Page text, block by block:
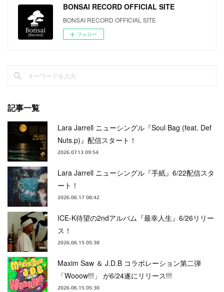
BONSAI RECORD OFFICIAL SITE
BONSAI RECORD OFFICIAL SITE
フォロー
記事一覧
Lara Jarrell ニューシングル『Soul Bag (feat. Def
Nuts.p)』配信スタート！
2026.07.13 09:54
Lara Jarrell ニューシングル『手紙』6/22配信スタ
ート！
2026.06.17 08:42
ICE-K待望の2ndアルバム『最幸人生』6/26リリー
ス！
2026.06.15 05:38
Maxim Saw ＆ J.D.B コラボレーション第二弾
「Wooow!!!」 が6/24遂にリリース!!!
2026.06.15 05:30